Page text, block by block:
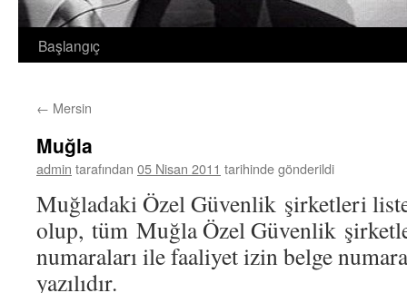
İçeriğe
Başlangıç
← Mersin
Muğla
admin tarafından 05 Nisan 2011 tarihinde gönderildi
Muğladaki Özel Güvenlik şirketleri
olup, tüm Muğla Özel Güvenlik
numaraları ile faaliyet izin belge
yazılıdır.